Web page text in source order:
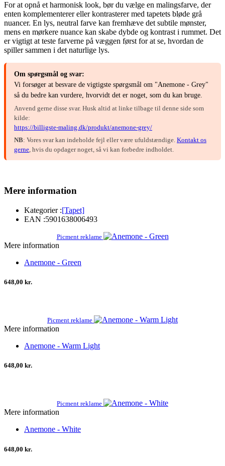
For at opnå et harmonisk look, bør du vælge en malingsfarve, der
enten komplementerer eller kontrasterer med tapetets bløde grå
nuancer. En lys, neutral farve kan fremhæve det subtile mønster,
mens en mørkere nuance kan skabe dybde og kontrast i rummet. Det
er vigtigt at teste farverne på væggen først for at se, hvordan de
spiller sammen i det naturlige lys.
Om spørgsmål og svar:
Vi forsøger at besvare de vigtigste spørgsmål om "Anemone - Grey"
så du bedre kan vurdere, hvorvidt det er noget, som du kan bruge.
Anvend gerne disse svar. Husk altid at linke tilbage til denne side som
kilde:
https://billigste-maling.dk/produkt/anemone-grey/
NB: Vores svar kan indeholde fejl eller være ufuldstændige. Kontakt os
gerne, hvis du opdager noget, så vi kan forbedre indholdet.
Mere information
Kategorier :[Tapet]
EAN :5901638006493
Picment reklame
Mere information
Anemone - Green
648,00 kr.
Picment reklame
Mere information
Anemone - Warm Light
648,00 kr.
Picment reklame
Mere information
Anemone - White
648,00 kr.